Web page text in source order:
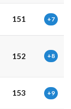
151 +7
152 +8
153 +9